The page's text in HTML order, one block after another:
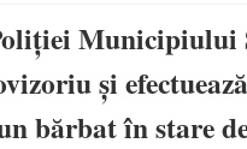
Municipiului
și
bărbat în stare